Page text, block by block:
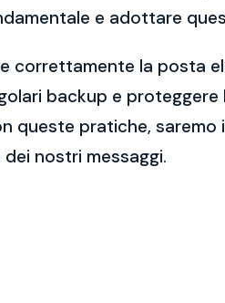
e adottare
correttamente la posta
backup e
queste pratiche,
nostri messaggi.